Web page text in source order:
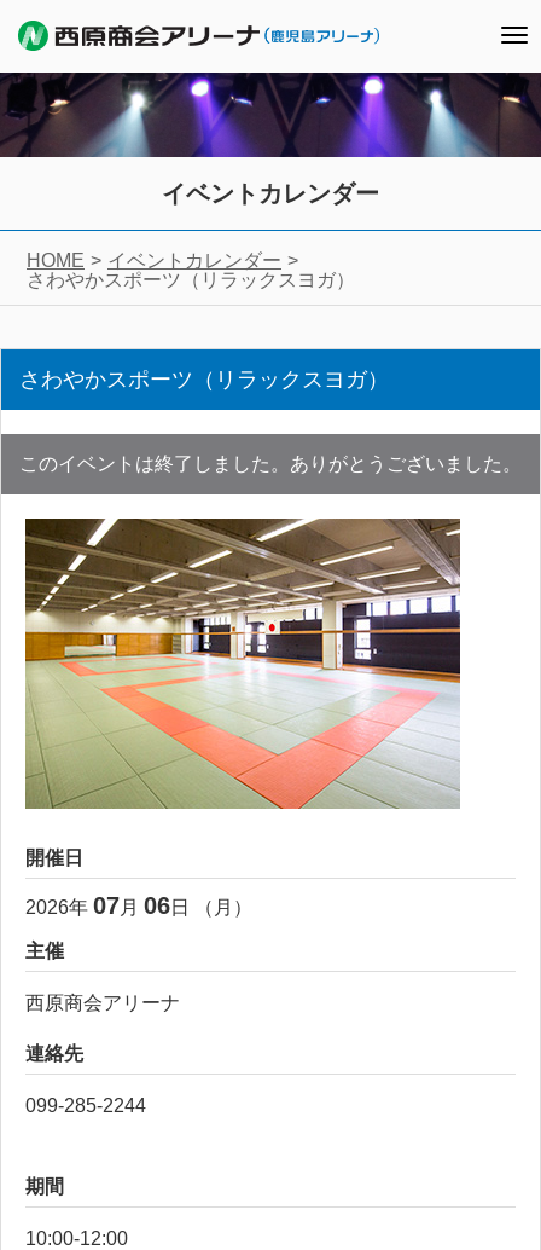
イベントカレンダー
HOME
イベントカレンダー
さわやかスポーツ（リラックスヨガ）
さわやかスポーツ（リラックスヨガ）
このイベントは終了しました。ありがとうございました。
開催日
2026年 07月 06日 （ 月 ）
主催
西原商会アリーナ
連絡先
099-285-2244
期間
10:00-12:00